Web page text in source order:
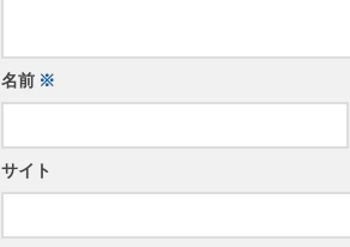
名前 ※
サイト